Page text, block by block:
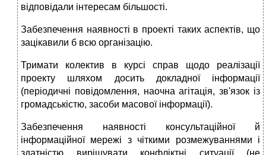
відповідали інтересам більшості.
Забезпечення наявності в проекті таких аспектів, що
зацікавили б всю організацію.
Тримати колектив в курсі справ щодо реалізації
проекту шляхом досить докладної інформації
(періодичні повідомлення, наочна агітація, зв'язок із
громадськістю, засоби масової інформації).
Забезпечення наявності консультаційної й
інформаційної мережі з чіткими розмежуваннями і